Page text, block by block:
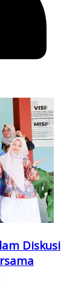
Diskusi